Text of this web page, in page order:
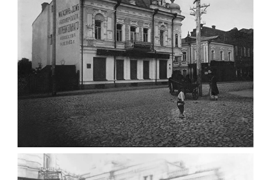
Leave a comment
ФОТО ЖИТОМИРА 1905 ВУЛ.
МИХАЙЛІВСЬКА-СКОРУЛЬСЬКОГО
Фото Житомира період
до 1917 року